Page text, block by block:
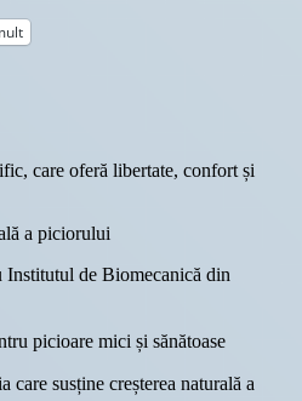
care oferă libertate, confort și
a piciorului
Institutul de Biomecanică din
picioare mici și sănătoase
susține creșterea naturală a